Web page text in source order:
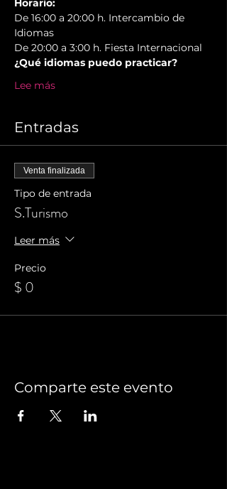
Horario:
De 16:00 a 20:00 h. Intercambio de
Idiomas
De 20:00 a 3:00 h. Fiesta Internacional
¿Qué idiomas puedo practicar?
Lee más
Entradas
Venta finalizada
Tipo de entrada
S.Turismo
Leer más
Precio
$ 0
Comparte este evento